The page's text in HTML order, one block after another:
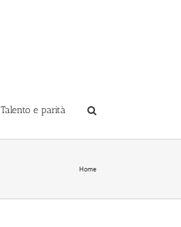
Talento e parità
Home